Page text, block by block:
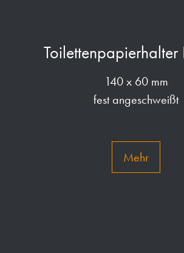
Toilettenpapierhalter
140 x 60 mm
fest angeschweißt
Mehr